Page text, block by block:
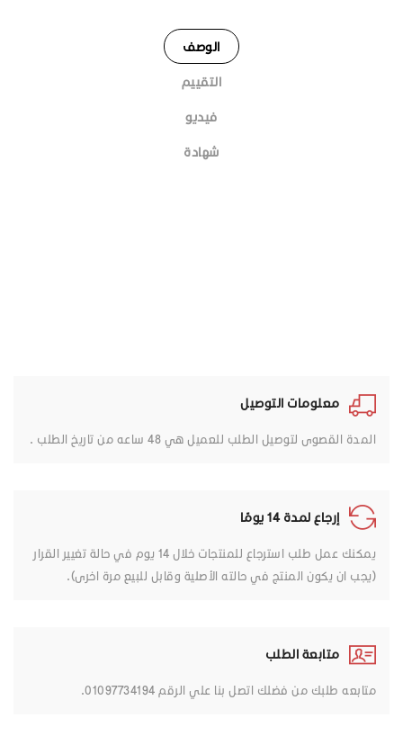
الوصف
التقييم
فيديو
شهادة
معلومات التوصيل
المدة القصوى لتوصيل الطلب للعميل هي 48 ساعه من تاريخ الطلب .
إرجاع لمدة 14 يومًا
يمكنك عمل طلب استرجاع للمنتجات خلال 14 يوم في حالة تغيير القرار
(يجب ان يكون المنتج في حالته الأصلية وقابل للبيع مرة اخرى).
متابعة الطلب
متابعه طلبك من فضلك اتصل بنا علي الرقم 01097734194.